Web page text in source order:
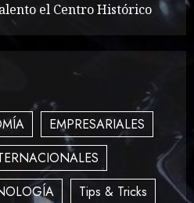
To Write Award
Many of These Italian
Have You Tried?
el Centro Histórico
EMPRESARIALES
Tips & Tricks